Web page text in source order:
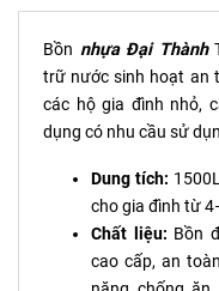
Bồn nhựaĐại Thành
trữ nước sinh hoạt an
các hộ gia đình nhỏ,
dụng có nhu cầu sử
Dung tích:
cho gia đình từ
Chất liệu: Bồn
cao cấp, an